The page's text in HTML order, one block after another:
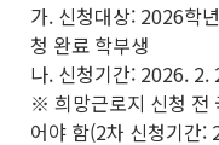
가. 신청대상: 2026학
청 완료 학부생
나. 신청기간: 2026. 2.
※ 희망근로지 신청 전
어야 함(2차 신청기간: